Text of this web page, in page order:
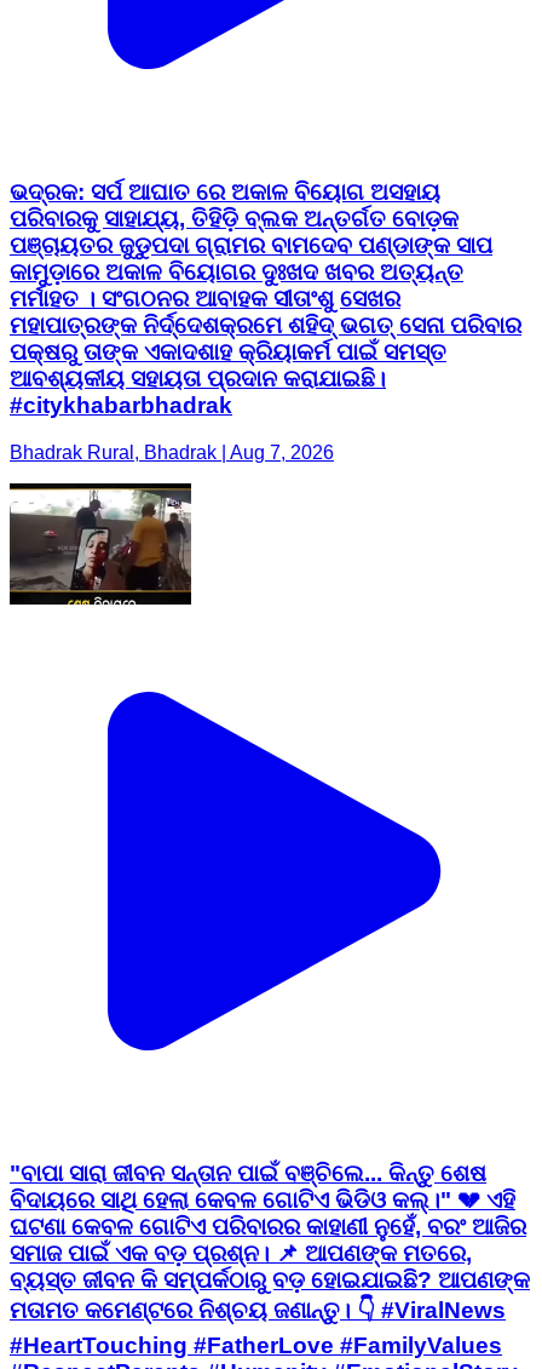
ଭଦ୍ରକ: ସର୍ପ ଆଘାତ ରେ ଅକାଳ ବିୟୋଗ ଅସହାୟ
ପରିବାରକୁ ସାହାଯ୍ୟ, ତିହିଡ଼ି ବ୍ଲକ ଅନ୍ତର୍ଗତ ବୋଡ଼କ
ପଞ୍ଚାୟତର ଜୁଡୁପଦା ଗ୍ରାମର ବାମଦେବ ପଣ୍ଡାଙ୍କ ସାପ
କାମୁଡ଼ାରେ ଅକାଳ ବିୟୋଗର ଦୁଃଖଦ ଖବର ଅତ୍ୟନ୍ତ
ମର୍ମାହତ । ସଂଗଠନର ଆବାହକ ସୀତାଂଶୁ ସେଖର
ମହାପାତ୍ରଙ୍କ ନିର୍ଦ୍ଦେଶକ୍ରମେ ଶହିଦ୍ ଭଗତ୍ ସେନା ପରିବାର
ପକ୍ଷରୁ ତାଙ୍କ ଏକାଦଶାହ କ୍ରିୟାକର୍ମ ପାଇଁ ସମସ୍ତ
ଆବଶ୍ୟକୀୟ ସହାୟତା ପ୍ରଦାନ କରାଯାଇଛି।
#citykhabarbhadrak
Bhadrak Rural, Bhadrak | Aug 7, 2026
"ବାପା ସାରା ଜୀବନ ସନ୍ତାନ ପାଇଁ ବଞ୍ଚିଲେ... କିନ୍ତୁ ଶେଷ
ବିଦାୟରେ ସାଥି ହେଲା କେବଳ ଗୋଟିଏ ଭିଡିଓ କଲ୍।" 💔 ଏହି
ଘଟଣା କେବଳ ଗୋଟିଏ ପରିବାରର କାହାଣୀ ନୁହେଁ, ବରଂ ଆଜିର
ସମାଜ ପାଇଁ ଏକ ବଡ଼ ପ୍ରଶ୍ନ। 📌 ଆପଣଙ୍କ ମତରେ,
ବ୍ୟସ୍ତ ଜୀବନ କି ସମ୍ପର୍କଠାରୁ ବଡ଼ ହୋଇଯାଇଛି? ଆପଣଙ୍କ
ମତାମତ କମେଣ୍ଟରେ ନିଶ୍ଚୟ ଜଣାନ୍ତୁ। 👇 #ViralNews
#HeartTouching #FatherLove #FamilyValues